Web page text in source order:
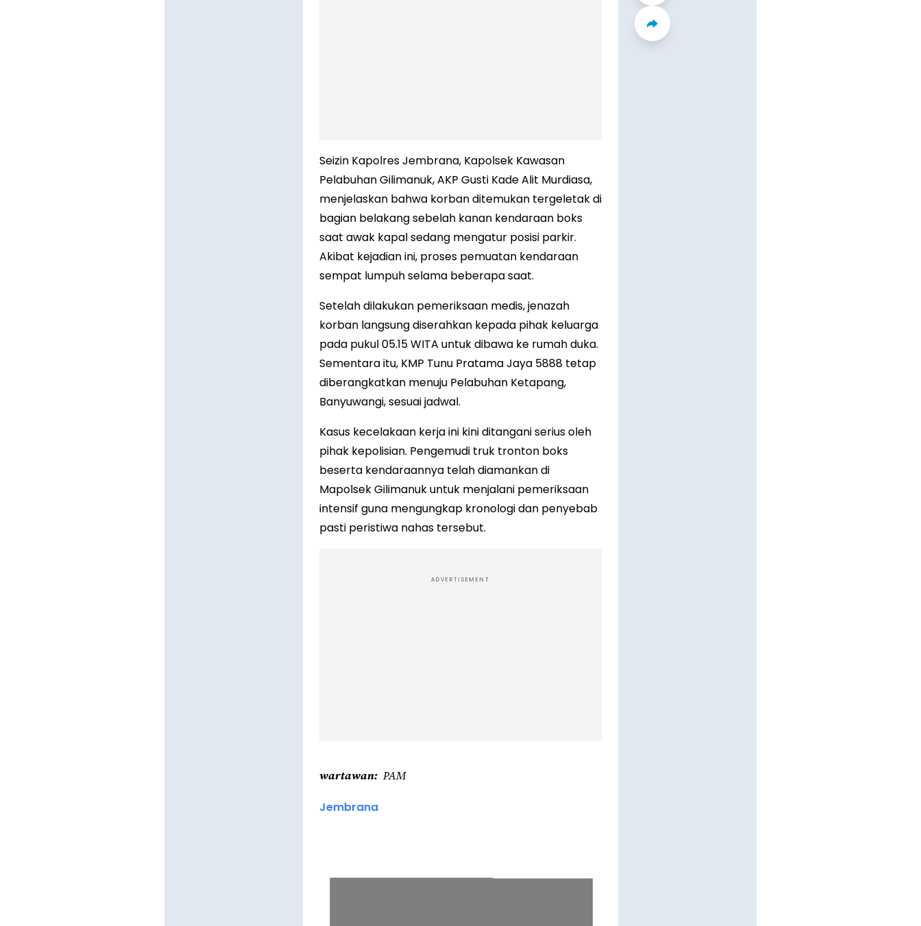
Seizin Kapolres Jembrana, Kapolsek Kawasan
Pelabuhan Gilimanuk, AKP Gusti Kade Alit Murdiasa,
menjelaskan bahwa korban ditemukan tergeletak di
bagian belakang sebelah kanan kendaraan boks
saat awak kapal sedang mengatur posisi parkir.
Akibat kejadian ini, proses pemuatan kendaraan
sempat lumpuh selama beberapa saat.
Setelah dilakukan pemeriksaan medis, jenazah
korban langsung diserahkan kepada pihak keluarga
pada pukul 05.15 WITA untuk dibawa ke rumah duka.
Sementara itu, KMP Tunu Pratama Jaya 5888 tetap
diberangkatkan menuju Pelabuhan Ketapang,
Banyuwangi, sesuai jadwal.
Kasus kecelakaan kerja ini kini ditangani serius oleh
pihak kepolisian. Pengemudi truk tronton boks
beserta kendaraannya telah diamankan di
Mapolsek Gilimanuk untuk menjalani pemeriksaan
intensif guna mengungkap kronologi dan penyebab
pasti peristiwa nahas tersebut.
ADVERTISEMENT
wartawan PAM
Jembrana